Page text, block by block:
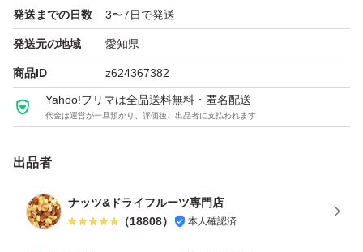
お菓子作り
ミックスナッツ
おやつ
ギルトフリー
ダイエット
うす塩
種類ミックスナッツ
発送までの日数 3〜7日で発送
発送元の地域 愛知県
商品ID z624367382
Yahoo!フリマは全品送料無料・匿名配送
代金は運営が一旦預かり、評価後、出品者に支払われます
出品者
ナッツ&ドライフルーツ専門店
（18808） 本人確認済